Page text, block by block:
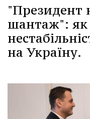
"Президент
шантаж": як
на Україну.